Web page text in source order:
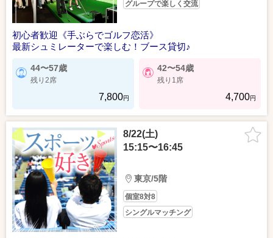
グループで楽しく交流
初心者歓迎《手ぶらでゴルフ恋活》
最新シュミレーターで楽しむ！ブース貸切♪
44〜57歳
残り2席
7,800円
42〜54歳
残り1席
4,700円
8/22(土)
15:15〜16:45
東京/5階
個室8対8
シングルマッチング